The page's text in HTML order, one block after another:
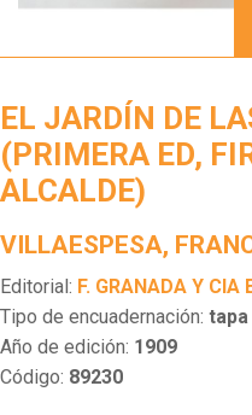
EL JARDÍN DE
(PRIMERA ED,
ALCALDE)
VILLAESPESA,
Editorial: F. GRANADA Y CIA
Tipo de encuadernación: tapa
Año de edición: 1909
Código: 89230